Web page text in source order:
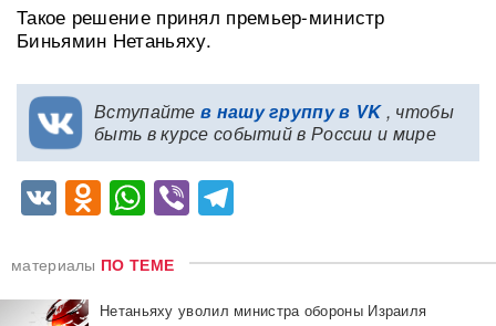
Такое решение принял премьер-министр
Биньямин Нетаньяху.
Вступайте в нашу группу в VK, чтобы
быть в курсе событий в России и мире
VKOdnoklassniki
WhatsApp
Viber
материалы ПО ТЕМЕ
Нетаньяху уволил министра обороны Израиля